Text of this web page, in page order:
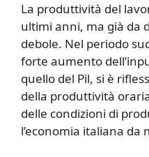
La produttività del
ultimi anni, ma già da
debole. Nel periodo
forte aumento
quello del Pil, si è
della produttività
delle condizioni di
l’economia italiana da